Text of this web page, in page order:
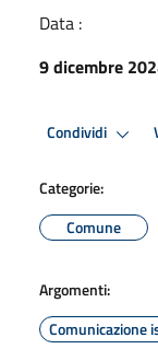
Data :
9 dicembre
Condividi
Categorie:
Comune
Argomenti:
Comunicazione